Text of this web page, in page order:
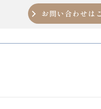
お問い合わせは